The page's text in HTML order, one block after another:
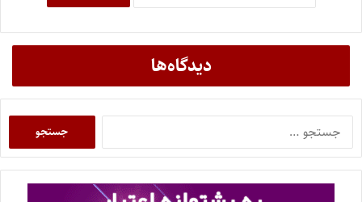
دیدگاه‌ها